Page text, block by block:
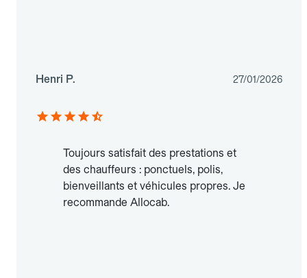
Henri P. 27/01/2026
Toujours satisfait des prestations et
des chauffeurs : ponctuels, polis,
bienveillants et véhicules propres. Je
recommande Allocab.